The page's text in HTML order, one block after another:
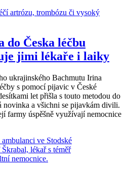
Česka léčbu
jimi lékaře i laiky
ukrajinského Bachmutu Irina
s pomocí pijavic v České
let přišla s touto metodou do
novinka a všichni se pijavkám divili.
farmy úspěšně využívají nemocnice